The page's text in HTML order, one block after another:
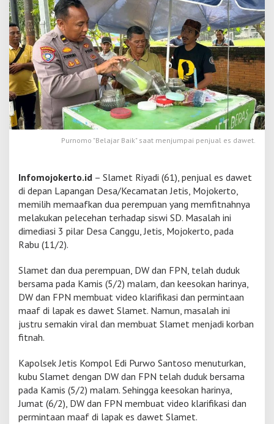
P
e
l
e
c
e
h
a
S
i
s
w
D
o
l
e
h
P
u
a
l
s
D
e
d
J
e
Purnomo "Belajar Baik" saat menjumpai penjual es dawet.
Infomojokerto.id – Slamet Riyadi (61), penjual es dawet
di depan Lapangan Desa/Kecamatan Jetis, Mojokerto,
memilih memaafkan dua perempuan yang memfitnahnya
melakukan pelecehan terhadap siswi SD. Masalah ini
dimediasi 3 pilar Desa Canggu, Jetis, Mojokerto, pada
Rabu (11/2).
Slamet dan dua perempuan, DW dan FPN, telah duduk
bersama pada Kamis (5/2) malam, dan keesokan harinya,
DW dan FPN membuat video klarifikasi dan permintaan
maaf di lapak es dawet Slamet. Namun, masalah ini
justru semakin viral dan membuat Slamet menjadi korban
fitnah.
Kapolsek Jetis Kompol Edi Purwo Santoso menuturkan,
kubu Slamet dengan DW dan FPN telah duduk bersama
pada Kamis (5/2) malam. Sehingga keesokan harinya,
Jumat (6/2), DW dan FPN membuat video klarifikasi dan
permintaan maaf di lapak es dawet Slamet.